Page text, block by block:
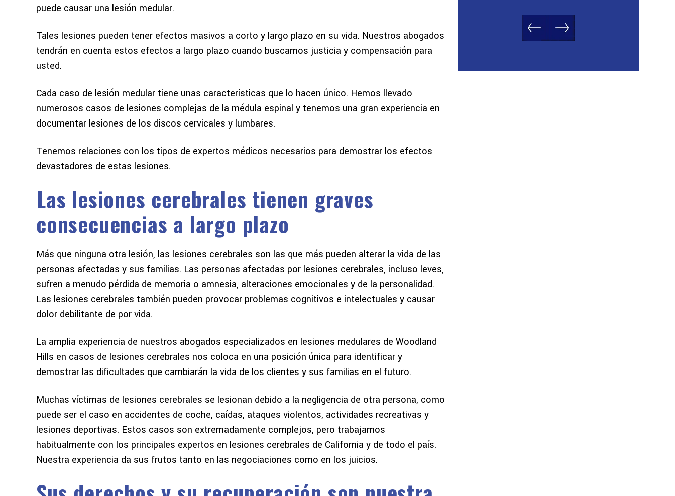
puede causar una lesión medular.
Tales lesiones pueden tener efectos masivos a corto y largo plazo en su vida. Nuestros abogados
tendrán en cuenta estos efectos a largo plazo cuando buscamos justicia y compensación para
usted.
Cada caso de lesión medular tiene unas características que lo hacen único. Hemos llevado
numerosos casos de lesiones complejas de la médula espinal y tenemos una gran experiencia en
documentar lesiones de los discos cervicales y lumbares.
Tenemos relaciones con los tipos de expertos médicos necesarios para demostrar los efectos
devastadores de estas lesiones.
Las lesiones cerebrales tienen graves
consecuencias a largo plazo
Más que ninguna otra lesión, las lesiones cerebrales son las que más pueden alterar la vida de las
personas afectadas y sus familias. Las personas afectadas por lesiones cerebrales, incluso leves,
sufren a menudo pérdida de memoria o amnesia, alteraciones emocionales y de la personalidad.
Las lesiones cerebrales también pueden provocar problemas cognitivos e intelectuales y causar
dolor debilitante de por vida.
La amplia experiencia de nuestros abogados especializados en lesiones medulares de Woodland
Hills en casos de lesiones cerebrales nos coloca en una posición única para identificar y
demostrar las dificultades que cambiarán la vida de los clientes y sus familias en el futuro.
Muchas víctimas de lesiones cerebrales se lesionan debido a la negligencia de otra persona, como
puede ser el caso en accidentes de coche, caídas, ataques violentos, actividades recreativas y
lesiones deportivas. Estos casos son extremadamente complejos, pero trabajamos
habitualmente con los principales expertos en lesiones cerebrales de California y de todo el país.
Nuestra experiencia da sus frutos tanto en las negociaciones como en los juicios.